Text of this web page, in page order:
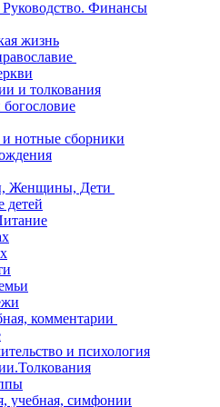
Руководство. Финансы
жизнь
и толкования
нотные сборники
Женщины, Дети
детей
комментарии
и психология
учебная, симфонии